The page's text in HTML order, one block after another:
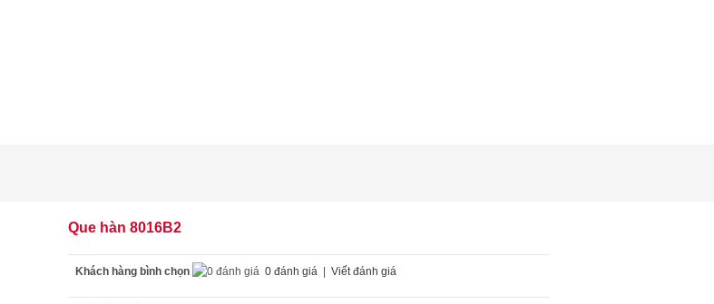
Que hàn 8016B2
Khách hàng bình chọn 0 đánh giá Viết đánh giá